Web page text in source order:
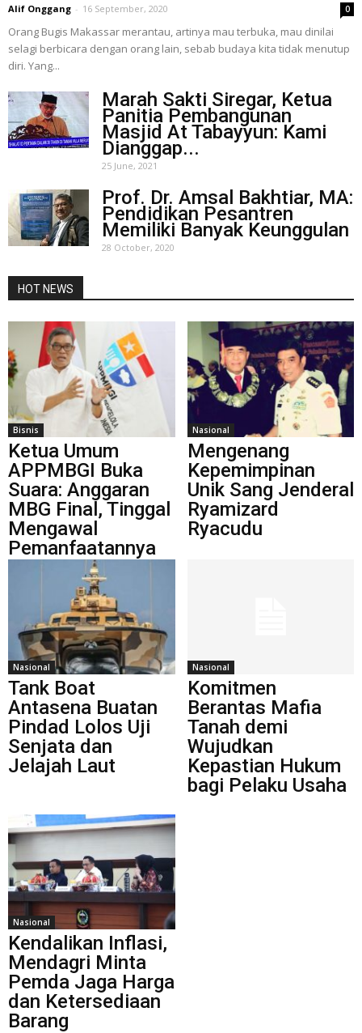
Alif Onggang - 16 September, 2020 0
Orang Bugis Makassar merantau, artinya mau terbuka, mau dinilai
selagi berbicara dengan orang lain, sebab budaya kita tidak menutup
diri. Yang...
Marah Sakti Siregar, Ketua
Panitia Pembangunan
Masjid At Tabayyun: Kami
Dianggap...
25 June, 2021
Prof. Dr. Amsal Bakhtiar, MA:
Pendidikan Pesantren
Memiliki Banyak Keunggulan
28 October, 2020
HOT NEWS
Bisnis
Ketua Umum
APPMBGI Buka
Suara: Anggaran
MBG Final, Tinggal
Mengawal
Pemanfaatannya
Nasional
Mengenang
Kepemimpinan
Unik Sang Jenderal
Ryamizard
Ryacudu
Nasional
Tank Boat
Antasena Buatan
Pindad Lolos Uji
Senjata dan
Jelajah Laut
Nasional
Komitmen
Berantas Mafia
Tanah demi
Wujudkan
Kepastian Hukum
bagi Pelaku Usaha
Nasional
Kendalikan Inflasi,
Mendagri Minta
Pemda Jaga Harga
dan Ketersediaan
Barang